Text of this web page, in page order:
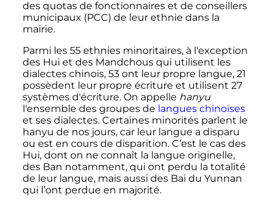
des quotas de fonctionnaires et de conseillers
municipaux (PCC) de leur ethnie dans la
mairie.
Parmi les 55 ethnies minoritaires, à l'exception
des Hui et des Mandchous qui utilisent les
dialectes chinois, 53 ont leur propre langue, 21
possèdent leur propre écriture et utilisent 27
systèmes d'écriture. On appelle hanyu
l'ensemble des groupes de langues chinoises
et ses dialectes. Certaines minorités parlent le
hanyu de nos jours, car leur langue a disparu
ou est en cours de disparition. C’est le cas des
Hui, dont on ne connaît la langue originelle,
des Ban notamment, qui ont perdu la totalité
de leur langue, mais aussi des Bai du Yunnan
qui l’ont perdue en majorité.